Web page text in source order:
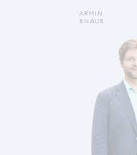
ARMIN
KNAUS